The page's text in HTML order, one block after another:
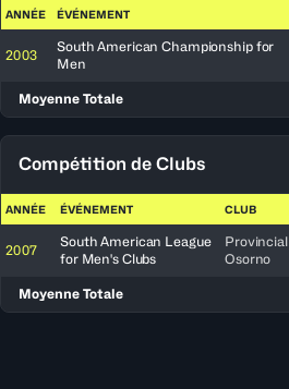
ANNÉE ÉVÉNEMENT
2003
South American Championship for
Men
Moyenne Totale
Compétition de Clubs
ANNÉE ÉVÉNEMENT CLUB
2007
South American League
for Men's Clubs
Provincial
Osorno
Moyenne Totale